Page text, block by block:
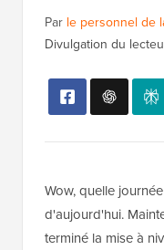
Par le personnel de
Divulgation du
Wow, quelle
d'aujourd'hui.
terminé la mise à